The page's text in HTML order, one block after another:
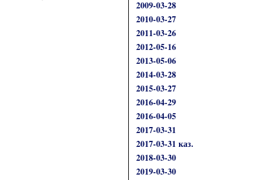
2009-03-28
2010-03-27
2011-03-26
2012-05-16
2013-05-06
2014-03-28
2015-03-27
2016-04-29
2016-04-05
2017-03-31
2017-03-31 каз.
2018-03-30
2019-03-30